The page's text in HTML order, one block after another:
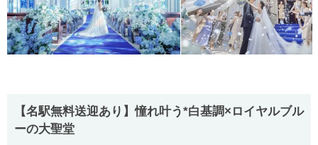
【名駅無料送迎あり】憧れ叶う*白基調×ロイヤルブル
ーの大聖堂